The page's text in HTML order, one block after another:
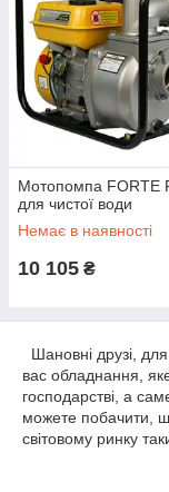
Мотопомпа FORTE
для чистої води
Немає в наявності
10 105 ₴
Шановні друзі,
вас обладнання,
господарстві, а
можете побачити,
світовому ринку
високої якості. У